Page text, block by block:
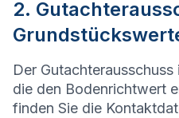
2.
Der
die den Bodenrichtwert
finden Sie die